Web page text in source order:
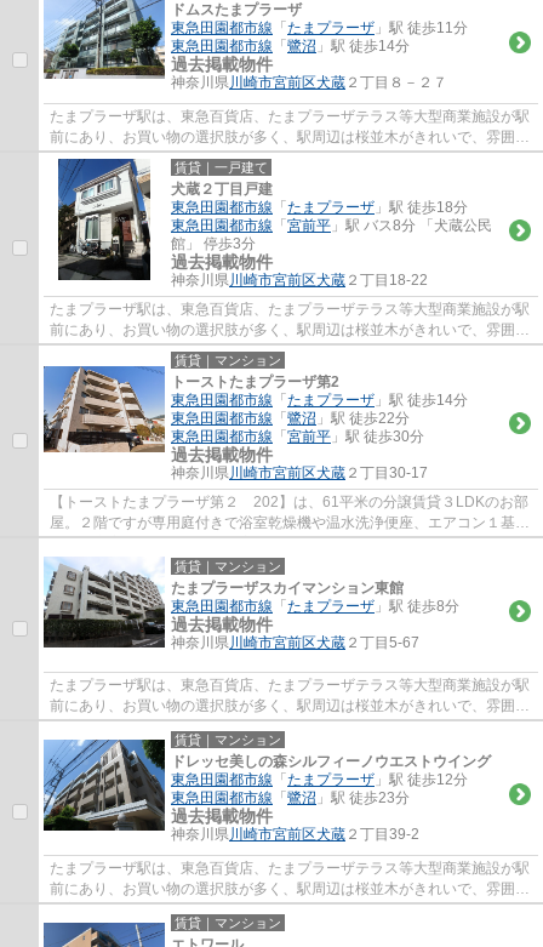
ドムスたまプラーザ
東急田園都市線 「 たまプラーザ 」駅 徒歩11分
東急田園都市線 「 鷺沼 」駅 徒歩14分
過去掲載物件
神奈川県川崎市宮前区犬蔵 ２丁目８－２７
たまプラーザ駅は、東急百貨店、たまプラーザテラス等大型商業施設が駅
前にあり、お買い物の選択肢が多く、駅周辺は桜並木がきれいで、雰囲気
が良くとても人気の駅です。駅徒歩５分の...
賃貸｜一戸建て
犬蔵２丁目戸建
東急田園都市線 「 たまプラーザ 」駅 徒歩18分
東急田園都市線 「 宮前平 」駅 バス8分 「犬蔵公民
館」 停歩3分
過去掲載物件
神奈川県川崎市宮前区犬蔵 ２丁目18-22
たまプラーザ駅は、東急百貨店、たまプラーザテラス等大型商業施設が駅
前にあり、お買い物の選択肢が多く、駅周辺は桜並木がきれいで、雰囲気
が良くとても人気の駅です。駅徒歩５分の...
賃貸｜マンション
トーストたまプラーザ第2
東急田園都市線 「 たまプラーザ 」駅 徒歩14分
東急田園都市線 「 鷺沼 」駅 徒歩22分
東急田園都市線 「 宮前平 」駅 徒歩30分
過去掲載物件
神奈川県川崎市宮前区犬蔵 ２丁目30-17
【トーストたまプラーザ第２ 202】は、61平米の分譲賃貸３LDKのお部
屋。２階ですが専用庭付きで浴室乾燥機や温水洗浄便座、エアコン１基と
設備も充実。オートロックや宅配ボックスな...
賃貸｜マンション
たまプラーザスカイマンション東館
東急田園都市線 「 たまプラーザ 」駅 徒歩8分
過去掲載物件
神奈川県川崎市宮前区犬蔵 ２丁目5-67
たまプラーザ駅は、東急百貨店、たまプラーザテラス等大型商業施設が駅
前にあり、お買い物の選択肢が多く、駅周辺は桜並木がきれいで、雰囲気
が良くとても人気の駅です。駅徒歩５分の...
賃貸｜マンション
ドレッセ美しの森シルフィーノウエストウイング
東急田園都市線 「 たまプラーザ 」駅 徒歩12分
東急田園都市線 「 鷺沼 」駅 徒歩23分
過去掲載物件
神奈川県川崎市宮前区犬蔵 ２丁目39-2
たまプラーザ駅は、東急百貨店、たまプラーザテラス等大型商業施設が駅
前にあり、お買い物の選択肢が多く、駅周辺は桜並木がきれいで、雰囲気
が良くとても人気の駅です。駅徒歩５分の...
賃貸｜マンション